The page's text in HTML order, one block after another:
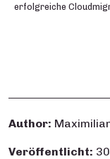
erfolgreiche
Author:
Veröffentlicht: